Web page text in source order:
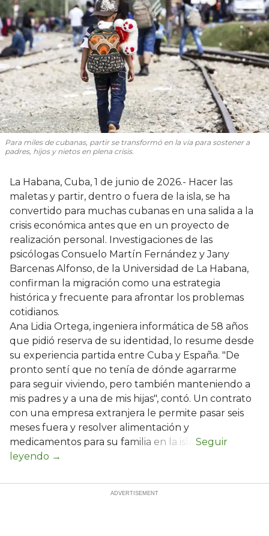
Para miles de cubanas, partir se transformó en la vía para sostener a
padres, hijos y nietos en plena crisis.
La Habana, Cuba, 1 de junio de 2026.- Hacer las
maletas y partir, dentro o fuera de la isla, se ha
convertido para muchas cubanas en una salida a la
crisis económica antes que en un proyecto de
realización personal. Investigaciones de las
psicólogas Consuelo Martín Fernández y Jany
Barcenas Alfonso, de la Universidad de La Habana,
confirman la migración como una estrategia
histórica y frecuente para afrontar los problemas
cotidianos.
Ana Lidia Ortega, ingeniera informática de 58 años
que pidió reserva de su identidad, lo resume desde
su experiencia partida entre Cuba y España. "De
pronto sentí que no tenía de dónde agarrarme
para seguir viviendo, pero también manteniendo a
mis padres y a una de mis hijas", contó. Un contrato
con una empresa extranjera le permite pasar seis
meses fuera y resolver alimentación y
medicamentos para su familia en la isla.